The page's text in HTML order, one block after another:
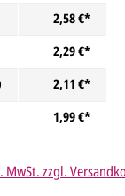
2,58 €*
2,29 €*
2,11 €*
1,99 €*
MwSt. zzgl.